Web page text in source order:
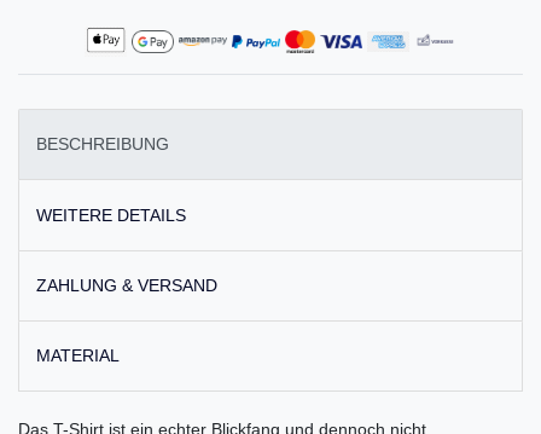
BESCHREIBUNG
WEITERE DETAILS
ZAHLUNG & VERSAND
MATERIAL
Das T-Shirt ist ein echter Blickfang und dennoch nicht